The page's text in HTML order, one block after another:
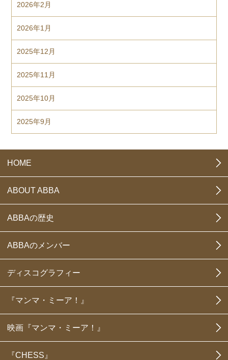
2026年2月
2026年1月
2025年12月
2025年11月
2025年10月
2025年9月
HOME
ABOUT ABBA
ABBAの歴史
ABBAのメンバー
ディスコグラフィー
『マンマ・ミーア！』
映画『マンマ・ミーア！』
『CHESS』